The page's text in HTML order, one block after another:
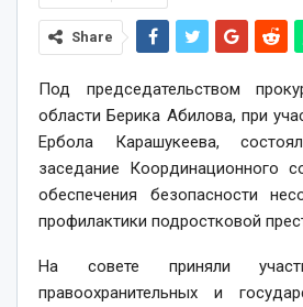
Share
Под председательством
области Берика Абилова, при
Ербола Карашукеева,
заседание Координационного
обеспечения безопасности
профилактики подростковой
На совете приняли
правоохранительных и